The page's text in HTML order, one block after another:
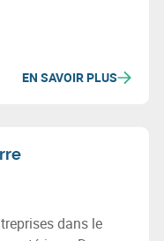
basées).
EN SAVOIR PLUS
dans le